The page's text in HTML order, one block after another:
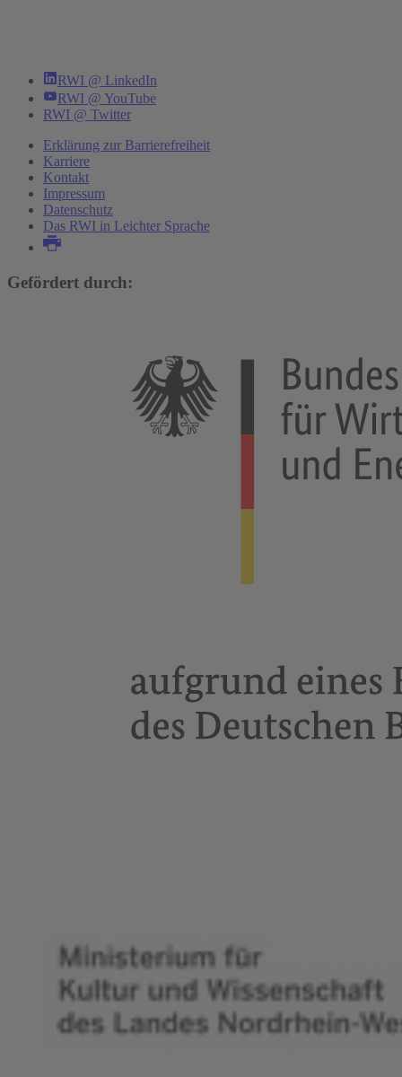
RWI @ LinkedIn
RWI @ YouTube
RWI @ Twitter
Erklärung zur Barrierefreiheit
Karriere
Kontakt
Impressum
Datenschutz
Das RWI in Leichter Sprache
Gefördert durch: